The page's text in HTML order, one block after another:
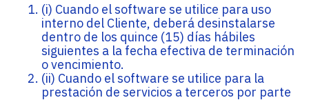
(i) Cuando el software se utilice para uso
interno del Cliente, deberá desinstalarse
dentro de los quince (15) días hábiles
siguientes a la fecha efectiva de terminación
o vencimiento.
(ii) Cuando el software se utilice para la
prestación de servicios a terceros por parte